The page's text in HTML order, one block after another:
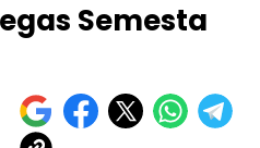
Semesta